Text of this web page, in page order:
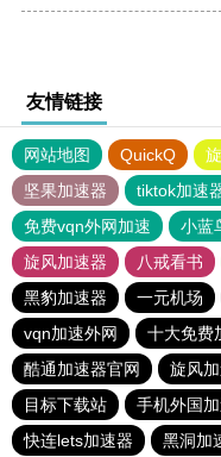
友情链接
网站地图 QuickQ
坚果加速器
tiktok加速
免费vqn外网加速
小蓝
旋风加速器
八戒看书
黑豹加速器
一元机场
vqn加速外网
十大免费
酷通加速器官网
旋风
目标下载站
手机外国
快连lets加速器
黑洞加